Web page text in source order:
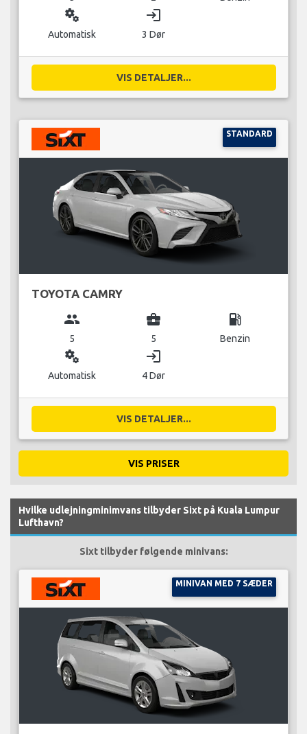
miscellaneous_services
Automatisk
login
3 Dør
VIS DETALJER...
STANDARD
TOYOTA CAMRY
group
5
business_center
5
local_gas_station
Benzin
miscellaneous_services
Automatisk
login
4 Dør
VIS DETALJER...
VIS PRISER
Hvilke udlejningminimvans tilbyder Sixt på Kuala Lumpur
Lufthavn?
Sixt tilbyder følgende minivans:
MINIVAN MED 7 SÆDER